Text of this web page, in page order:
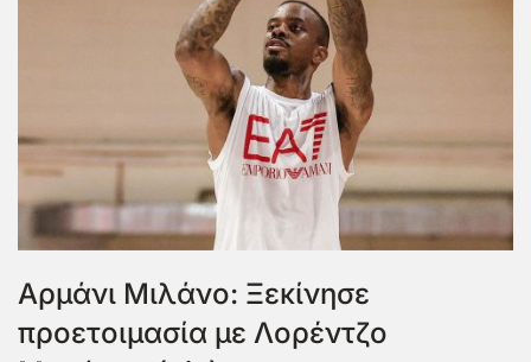
Αρμάνι Μιλάνο: Ξεκίνησε
προετοιμασία με Λορέντζο